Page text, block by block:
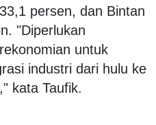
persen, dan Bintan
"Diperlukan
untuk
industri dari hulu ke
kata Taufik.